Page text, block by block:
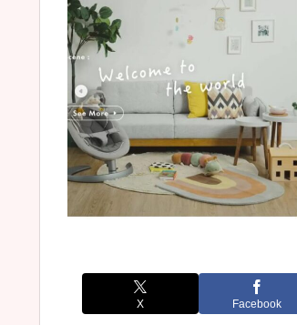
X Facebook